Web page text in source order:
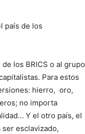
país de los
los BRICS o al grupo
Para estos
hierro, oro,
no importa
Y el otro país, el
esclavizado,